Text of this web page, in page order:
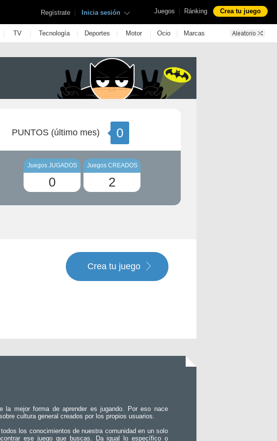
Juegos | Ránking Crea tu juego
Regístrate | Inicia sesión
| TV | Tecnología | Deportes | Motor | Ocio | Marcas
PUNTOS (último mes) 0
Juegos JUGADOS
0
Juegos CREADOS
2
Crea tu juego
la mejor forma de aprender es jugando. Por eso nace
cultura general creados por los propios usuarios.
los conocimientos de nuestra comunidad en un solo
ese juego que buscas. Da igual lo específico o